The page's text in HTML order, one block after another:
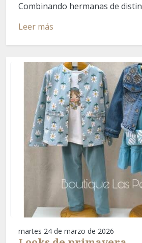
Combinando hermanas de
Leer más
martes 24 de marzo de 2026